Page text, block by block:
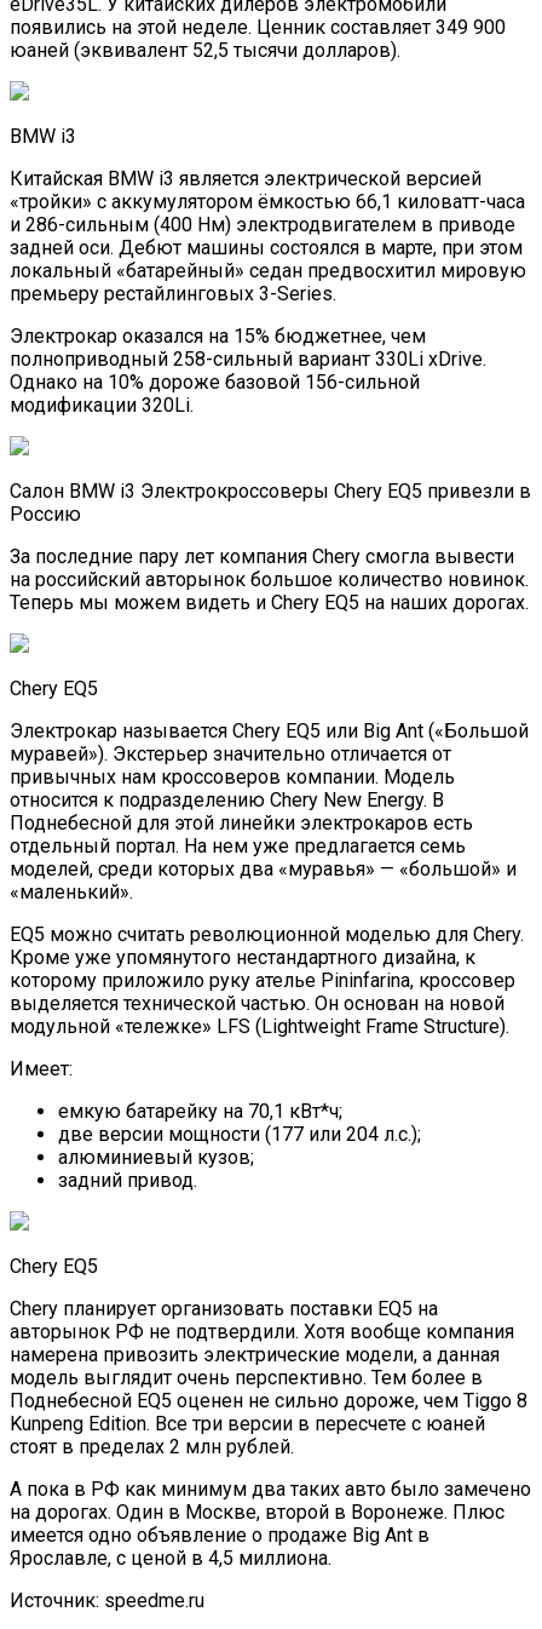
появились на этой неделе. Ценник составляет 349 900
юаней (эквивалент 52,5 тысячи долларов).
BMW i3
Китайская BMW i3 является электрической версией
«тройки» с аккумулятором ёмкостью 66,1 киловатт-часа
и 286-сильным (400 Нм) электродвигателем в приводе
задней оси. Дебют машины состоялся в марте, при этом
локальный «батарейный» седан предвосхитил мировую
премьеру рестайлинговых 3-Series.
Электрокар оказался на 15% бюджетнее, чем
полноприводный 258-сильный вариант 330Li xDrive.
Однако на 10% дороже базовой 156-сильной
модификации 320Li.
Салон BMW i3 Электрокроссоверы Chery EQ5 привезли в
Россию
За последние пару лет компания Chery смогла вывести
на российский авторынок большое количество новинок.
Теперь мы можем видеть и Chery EQ5 на наших дорогах.
Chery EQ5
Электрокар называется Chery EQ5 или Big Ant («Большой
муравей»). Экстерьер значительно отличается от
привычных нам кроссоверов компании. Модель
относится к подразделению Chery New Energy. В
Поднебесной для этой линейки электрокаров есть
отдельный портал. На нем уже предлагается семь
моделей, среди которых два «муравья» — «большой» и
«маленький».
EQ5 можно считать революционной моделью для Chery.
Кроме уже упомянутого нестандартного дизайна, к
которому приложило руку ателье Pininfarina, кроссовер
выделяется технической частью. Он основан на новой
модульной «тележке» LFS (Lightweight Frame Structure).
Имеет:
емкую батарейку на 70,1 кВт*ч;
две версии мощности (177 или 204 л.с.);
алюминиевый кузов;
задний привод.
Chery EQ5
Chery планирует организовать поставки EQ5 на
авторынок РФ не подтвердили. Хотя вообще компания
намерена привозить электрические модели, а данная
модель выглядит очень перспективно. Тем более в
Поднебесной EQ5 оценен не сильно дороже, чем Tiggo 8
Kunpeng Edition. Все три версии в пересчете с юаней
стоят в пределах 2 млн рублей.
А пока в РФ как минимум два таких авто было замечено
на дорогах. Один в Москве, второй в Воронеже. Плюс
имеется одно объявление о продаже Big Ant в
Ярославле, с ценой в 4,5 миллиона.
Источник: speedme.ru